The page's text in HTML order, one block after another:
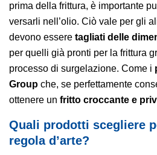
prima della frittura, è importante
versarli nell’olio. Ciò vale per gli
devono essere tagliati delle
per quelli già pronti per la frittura
processo di surgelazione. Come i
Group che, se perfettamente
ottenere un fritto croccante e
Quali prodotti scegliere
regola d’arte?